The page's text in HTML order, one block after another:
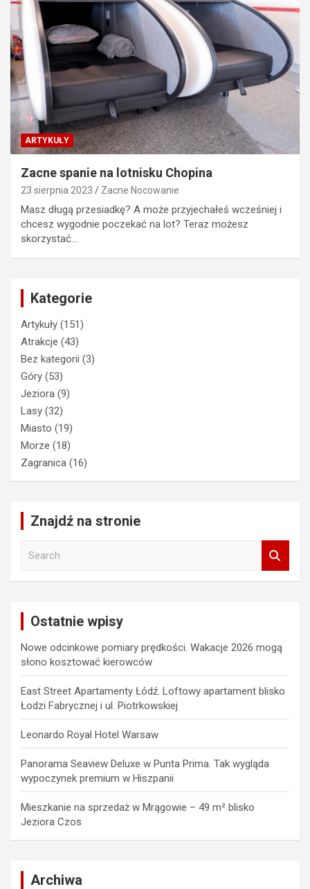
ARTYKUŁY
Zacne spanie na lotnisku Chopina
23 sierpnia 2023 Zacne Nocowanie
Masz długą przesiadkę? A może przyjechałeś wcześniej i
chcesz wygodnie poczekać na lot? Teraz możesz
skorzystać…
Kategorie
Artykuły (151)
Atrakcje (43)
Bez kategorii (3)
Góry (53)
Jeziora (9)
Lasy (32)
Miasto (19)
Morze (18)
Zagranica (16)
Znajdź na stronie
Ostatnie wpisy
Nowe odcinkowe pomiary prędkości. Wakacje 2026 mogą
słono kosztować kierowców
East Street Apartamenty Łódź. Loftowy apartament blisko
Łodzi Fabrycznej i ul. Piotrkowskiej
Leonardo Royal Hotel Warsaw
Panorama Seaview Deluxe w Punta Prima. Tak wygląda
wypoczynek premium w Hiszpanii
Mieszkanie na sprzedaż w Mrągowie – 49 m² blisko
Jeziora Czos
Archiwa